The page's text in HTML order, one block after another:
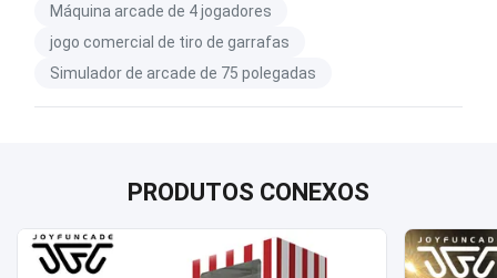
Máquina arcade de 4 jogadores
jogo comercial de tiro de garrafas
Simulador de arcade de 75 polegadas
PRODUTOS CONEXOS